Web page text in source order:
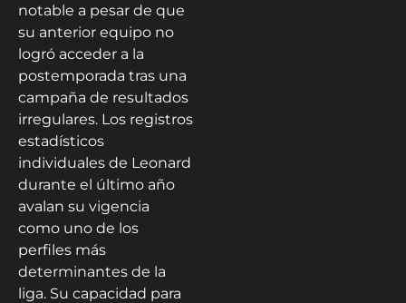
notable a pesar de que
su anterior equipo no
logró acceder a la
postemporada tras una
campaña de resultados
irregulares. Los registros
estadísticos
individuales de Leonard
durante el último año
avalan su vigencia
como uno de los
perfiles más
determinantes de la
liga. Su capacidad para